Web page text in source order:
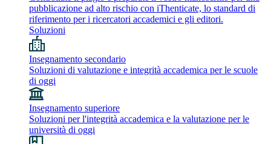
pubblicazione ad alto rischio con iThenticate, lo standard di
riferimento per i ricercatori accademici e gli editori.
Soluzioni
Insegnamento secondario
Soluzioni di valutazione e integrità accademica per le scuole
di oggi
Insegnamento superiore
Soluzioni per l'integrità accademica e la valutazione per le
università di oggi